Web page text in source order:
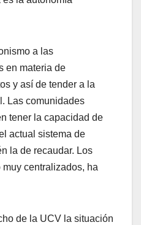
a las
en materia de
y así de tender a la
Las comunidades
tener la capacidad de
actual sistema de
la de recaudar. Los
centralizados, ha
de la UCV la situación